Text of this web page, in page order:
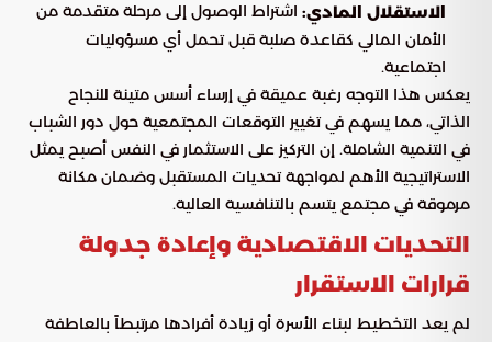
الاستقلال المادي: اشتراط الوصول إلى مرحلة متقدمة من
الأمان المالي كقاعدة صلبة قبل تحمل أي مسؤوليات
اجتماعية.
يعكس هذا التوجه رغبة عميقة في إرساء أسس متينة للنجاح
الذاتي، مما يسهم في تغيير التوقعات المجتمعية حول دور الشباب
في التنمية الشاملة. إن التركيز على الاستثمار في النفس أصبح يمثل
الاستراتيجية الأهم لمواجهة تحديات المستقبل وضمان مكانة
مرموقة في مجتمع يتسم بالتنافسية العالية.
التحديات الاقتصادية وإعادة جدولة
قرارات الاستقرار
لم يعد التخطيط لبناء الأسرة أو زيادة أفرادها مرتبطاً بالعاطفة